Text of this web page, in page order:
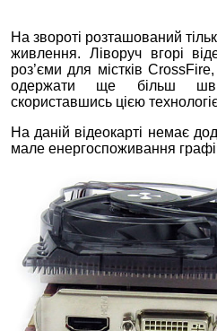
На звороті розташований
живлення. Ліворуч вгорі
роз’єми для містків
одержати ще більш
скориставшись цією
На даній відеокарті немає
мале енергоспоживання